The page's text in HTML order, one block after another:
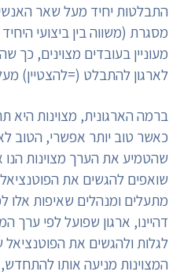
התבלטות יחיד מעל שאר
מסגרת (משווה בין ביצועי היחיד
מעוניין בעובדים מצוינים, כך
לארגון להתבלט (=להצטיין)
ברמה הארגונית, מצוינות היא
כאשר טוב יותר אפשרי, הטוב
שהטמיע את הערך מצוינות הנו
שואפים להגשים את
מתעלים ומנהלים שאיפות אלו
דהיינו, ארגון שפועל לפי ערך
לגלות ולהגשים את הפוטנציאל
המצוינות מניעה אותו